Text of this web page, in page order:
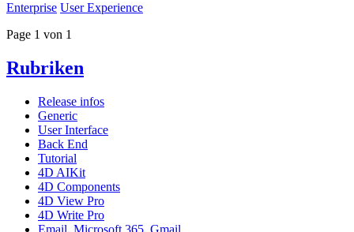
Enterprise User Experience
Page 1 von 1
Rubriken
Release infos
Generic
User Interface
Back End
Tutorial
4D AIKit
4D Components
4D View Pro
4D Write Pro
Email, Microsoft 365, Gmail